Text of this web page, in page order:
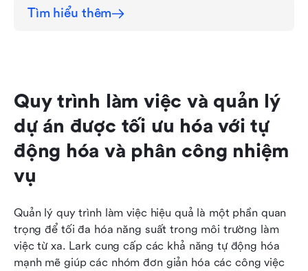
Tìm hiểu thêm
Quy trình làm việc và quản lý
dự án được tối ưu hóa với tự
động hóa và phân công nhiệm
vụ
Quản lý quy trình làm việc hiệu quả là một phần quan
trọng để tối đa hóa năng suất trong môi trường làm
việc từ xa. Lark cung cấp các khả năng tự động hóa
mạnh mẽ giúp các nhóm đơn giản hóa các công việc